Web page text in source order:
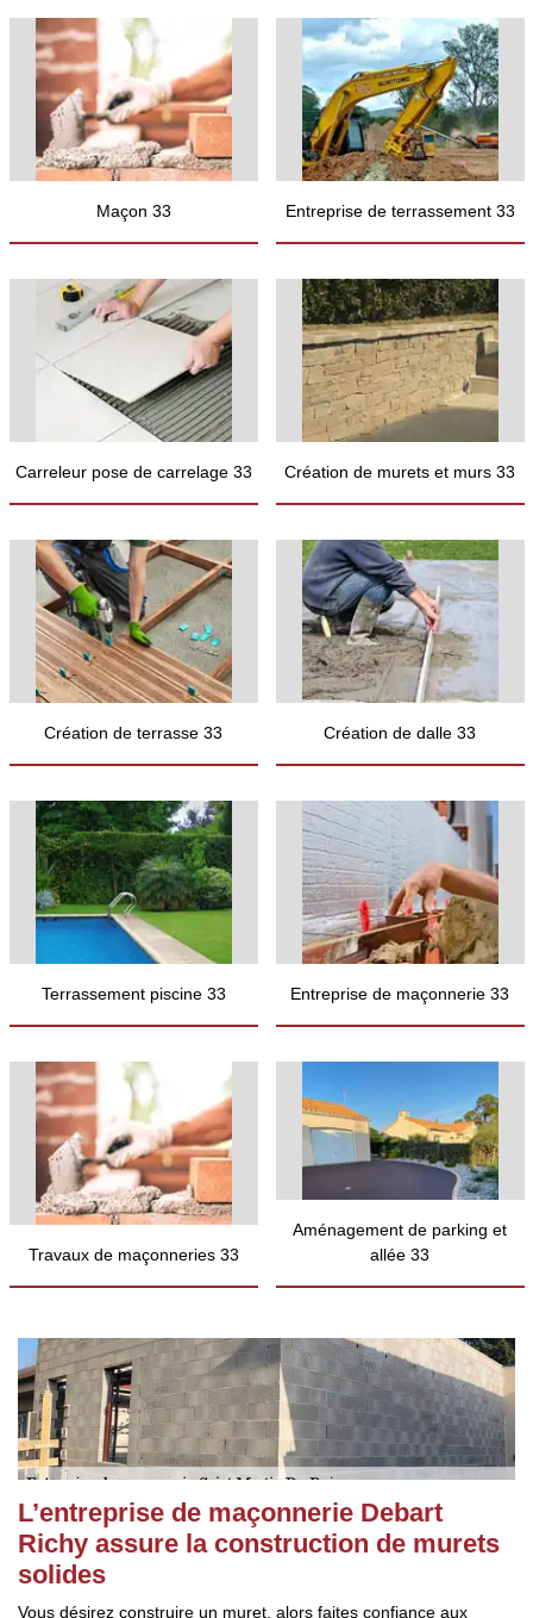
Maçon 33 Entreprise de terrassement 33
Carreleur pose de carrelage 33 Création de murets et murs 33
Création de terrasse 33 Création de dalle 33
Terrassement piscine 33 Entreprise de maçonnerie 33
Travaux de maçonneries 33
Aménagement de parking et
allée 33
L’entreprise de maçonnerie Debart
Richy assure la construction de murets
solides
Vous désirez construire un muret, alors faites confiance aux